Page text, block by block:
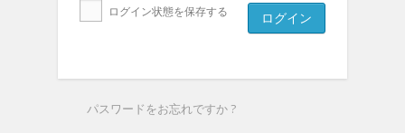
ログイン状態を保存する
パスワードをお忘れですか ?